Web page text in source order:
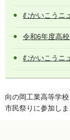
むかいこうニ
令和6年度高
むかいこうニ
向の岡工業高等学
市民祭りに参加し